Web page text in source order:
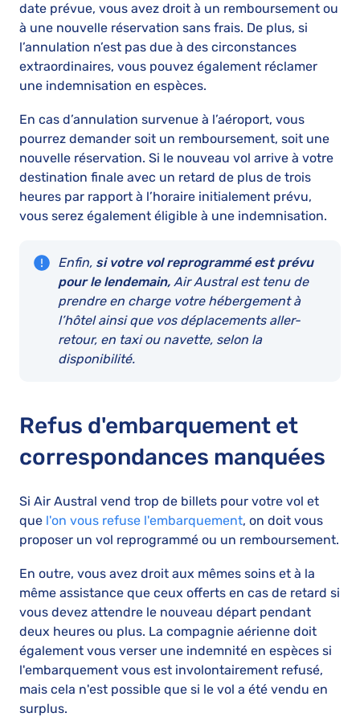
date prévue, vous avez droit à un remboursement ou
à une nouvelle réservation sans frais. De plus, si
l’annulation n’est pas due à des circonstances
extraordinaires, vous pouvez également réclamer
une indemnisation en espèces.
En cas d’annulation survenue à l’aéroport, vous
pourrez demander soit un remboursement, soit une
nouvelle réservation. Si le nouveau vol arrive à votre
destination finale avec un retard de plus de trois
heures par rapport à l’horaire initialement prévu,
vous serez également éligible à une indemnisation.
Enfin, si votre vol reprogrammé est prévu
pour le lendemain, Air Austral est tenu de
prendre en charge votre hébergement à
l’hôtel ainsi que vos déplacements aller-
retour, en taxi ou navette, selon la
disponibilité.
Refus d'embarquement et
correspondances manquées
Si Air Austral vend trop de billets pour votre vol et
que l'on vous refuse l'embarquement, on doit vous
proposer un vol reprogrammé ou un remboursement.
En outre, vous avez droit aux mêmes soins et à la
même assistance que ceux offerts en cas de retard si
vous devez attendre le nouveau départ pendant
deux heures ou plus. La compagnie aérienne doit
également vous verser une indemnité en espèces si
l'embarquement vous est involontairement refusé,
mais cela n'est possible que si le vol a été vendu en
surplus.